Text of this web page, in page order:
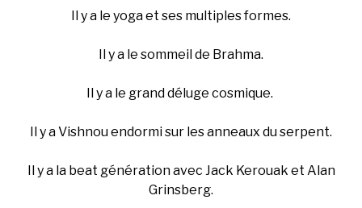
Il y a le yoga et ses multiples formes.
Il y a le sommeil de Brahma.
Il y a le grand déluge cosmique.
Il y a Vishnou endormi sur les anneaux du serpent.
Il y a la beat génération avec Jack Kerouak et Alan
Grinsberg.